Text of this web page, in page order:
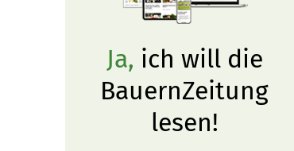
Ja, ich will die
BauernZeitung
lesen!